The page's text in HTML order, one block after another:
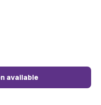
available